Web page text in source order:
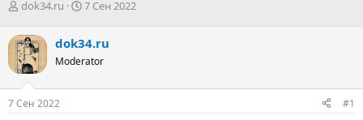
А
т
о
р
т
е
м
dok34.ru
Д
а
н
ч
7 Сен 2022
dok34.ru
Moderator
7 Сен 2022 #1